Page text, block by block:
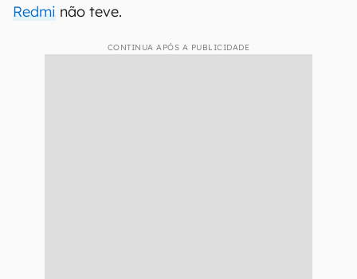
Redmi não teve.
CONTINUA APÓS A PUBLICIDADE